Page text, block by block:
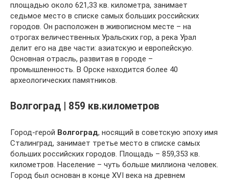
площадью около 621,33 кв. километра, занимает
седьмое место в списке самых больших российских
городов. Он расположен в живописном месте – на
отрогах величественных Уральских гор, а река Урал
делит его на две части: азиатскую и европейскую.
Основная отрасль, развитая в городе –
промышленность. В Орске находится более 40
археологических памятников.
Волгоград | 859 кв.километров
Город-герой Волгоград, носящий в советскую эпоху имя
Сталинград, занимает третье место в списке самых
больших российских городов. Площадь – 859,353 кв.
километров. Население – чуть больше миллиона человек.
Город был основан в конце XVI века на древнем